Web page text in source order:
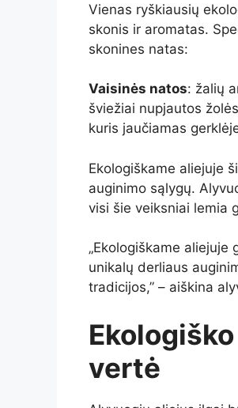
Vienas ryškiausių
skonis ir aromatas.
skonines natas:
Vaisinės natos: žalių
šviežiai nupjautos
kuris jaučiamas
Ekologiškame aliejuje
auginimo sąlygų.
visi šie veiksniai lemia
„Ekologiškame
unikalų derliaus
tradicijos,” – aiškina
vertė